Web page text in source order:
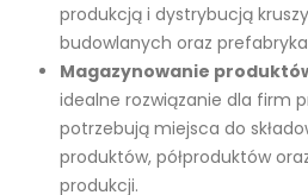
produkcją i dystrybucją
budowlanych oraz
Magazynowanie
idealne rozwiązanie dla firm
potrzebują miejsca do
produktów, półproduktów
produkcji.